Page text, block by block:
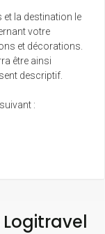
et la destination le
votre
et décorations.
être ainsi
descriptif.
: